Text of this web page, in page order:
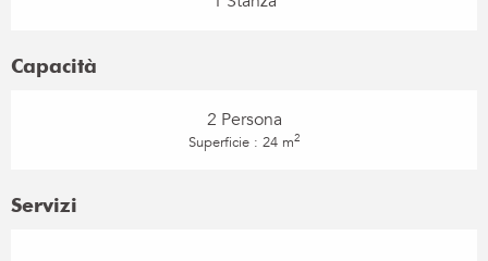
Capacità
2 Persona
Superficie : 24 m2
Servizi